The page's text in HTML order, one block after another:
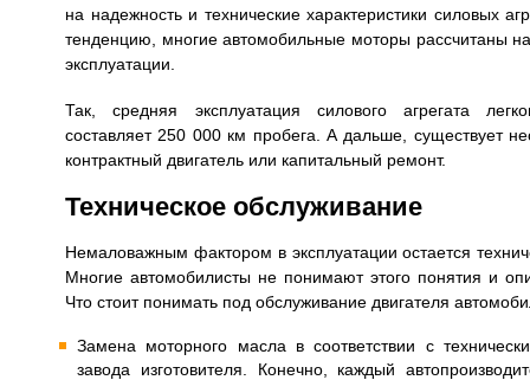
на надежность и технические характеристики силовых
тенденцию, многие автомобильные моторы рассчитаны
эксплуатации.
Так, средняя эксплуатация силового агрегата
составляет 250 000 км пробега. А дальше, существует
контрактный двигатель или капитальный ремонт.
Техническое обслуживание
Немаловажным фактором в эксплуатации остается
Многие автомобилисты не понимают этого понятия и
Что стоит понимать под обслуживание двигателя
Замена моторного масла в соответствии с
завода изготовителя. Конечно, каждый